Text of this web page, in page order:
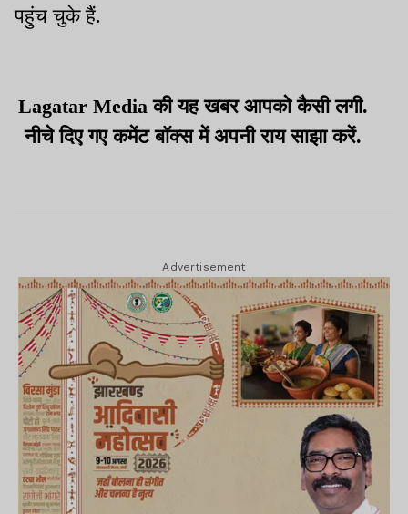
पहुंच चुके हैं.
Lagatar Media की यह खबर आपको कैसी लगी.
नीचे दिए गए कमेंट बॉक्स में अपनी राय साझा करें.
Advertisement